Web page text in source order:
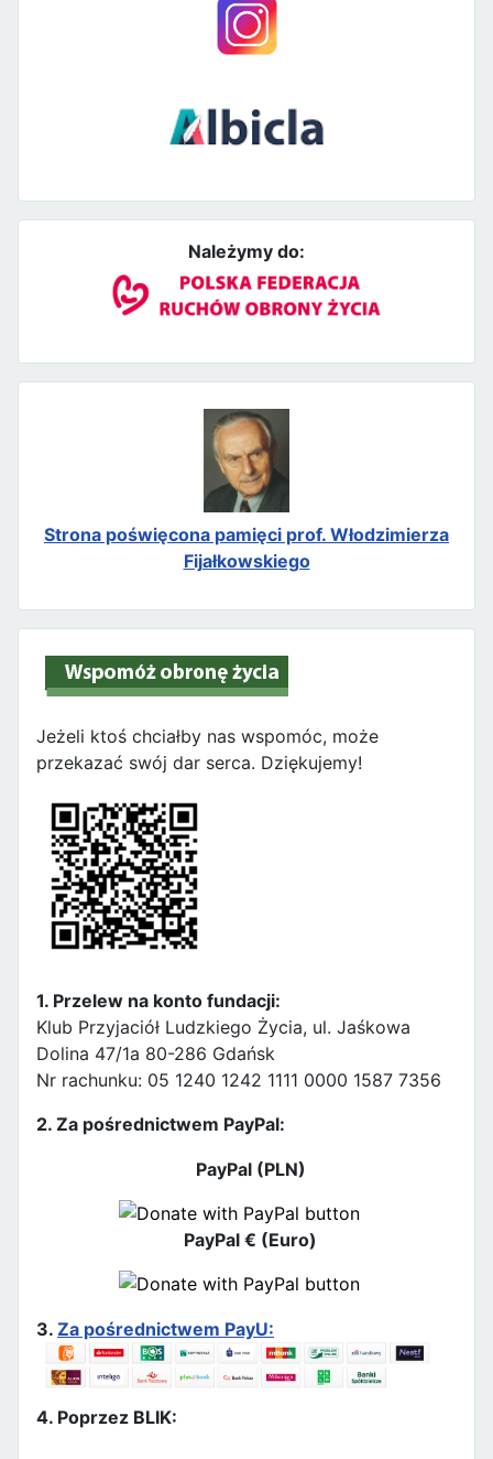
Należymy do:
Strona poświęcona pamięci prof. Włodzimierza
Fijałkowskiego
Jeżeli ktoś chciałby nas wspomóc, może
przekazać swój dar serca. Dziękujemy!
1. Przelew na konto fundacji:
Klub Przyjaciół Ludzkiego Życia, ul. Jaśkowa
Dolina 47/1a 80-286 Gdańsk
Nr rachunku: 05 1240 1242 1111 0000 1587 7356
2. Za pośrednictwem PayPal:
PayPal (PLN)
PayPal € (Euro)
3. Za pośrednictwem PayU:
4. Poprzez BLIK: